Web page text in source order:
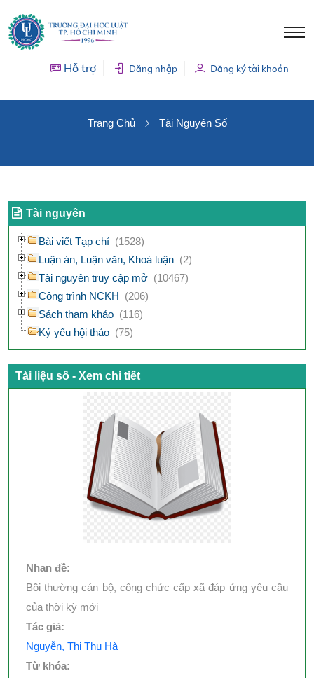
Hỗ trợ Đăng nhập Đăng ký tài khoản
Trang Chủ Tài Nguyên Số
Tài nguyên
Bài viết Tạp chí (1528)
Luận án, Luận văn, Khoá luận (2)
Tài nguyên truy cập mở (10467)
Công trình NCKH (206)
Sách tham khảo (116)
Kỷ yếu hội thảo (75)
Tài liệu số - Xem chi tiết
Nhan đề:
Bồi thường cán bộ, công chức cấp xã đáp ứng yêu cầu
của thời kỳ mới
Tác giả:
Nguyễn, Thị Thu Hà
Từ khóa: